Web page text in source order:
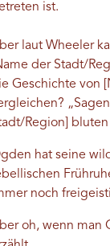
ist.
laut Wheeler
der Stadt/
Geschichte von
Region]
hat seine
noch
oh, wenn man